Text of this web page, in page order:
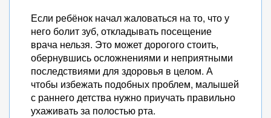
Если ребёнок начал жаловаться на то, что у
него болит зуб, откладывать посещение
врача нельзя. Это может дорогого стоить,
обернувшись осложнениями и неприятными
последствиями для здоровья в целом. А
чтобы избежать подобных проблем, малышей
с раннего детства нужно приучать правильно
ухаживать за полостью рта.